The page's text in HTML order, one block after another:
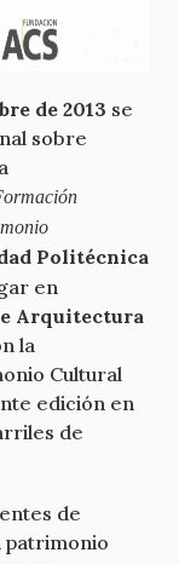
de 2013 se
sobre
Politécnica
en
Arquitectura
la
Cultural
edición en
de
de
patrimonio